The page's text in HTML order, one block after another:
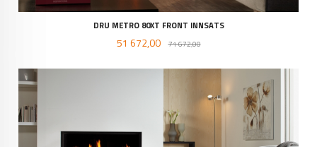
DRU METRO 80XT FRONT INNSATS
Tilbud
51 672,00 71 672,00Rabatt